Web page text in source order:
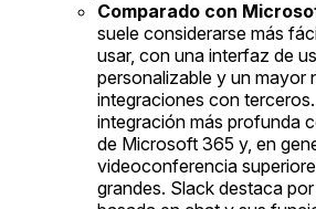
Comparado con
suele considerarse más
usar, con una interfaz de
personalizable y un mayor
integraciones con
integración más profunda
de Microsoft 365 y, en
videoconferencia
grandes. Slack destaca